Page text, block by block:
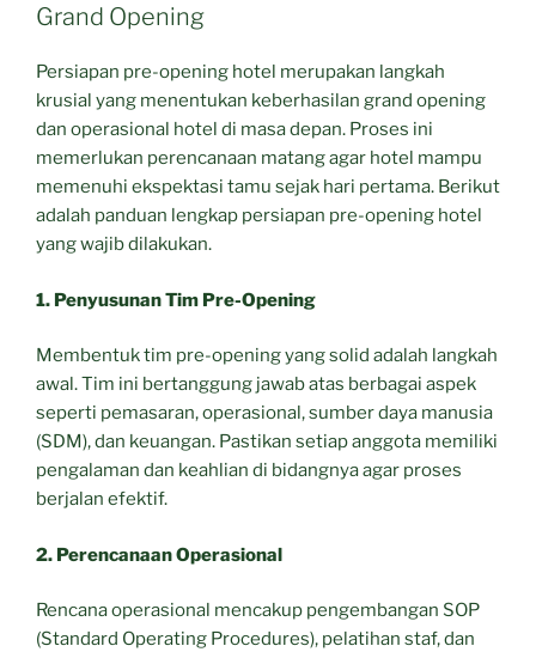
Grand Opening
Persiapan pre-opening hotel merupakan langkah
krusial yang menentukan keberhasilan grand opening
dan operasional hotel di masa depan. Proses ini
memerlukan perencanaan matang agar hotel mampu
memenuhi ekspektasi tamu sejak hari pertama. Berikut
adalah panduan lengkap persiapan pre-opening hotel
yang wajib dilakukan.
1. Penyusunan Tim Pre-Opening
Membentuk tim pre-opening yang solid adalah langkah
awal. Tim ini bertanggung jawab atas berbagai aspek
seperti pemasaran, operasional, sumber daya manusia
(SDM), dan keuangan. Pastikan setiap anggota memiliki
pengalaman dan keahlian di bidangnya agar proses
berjalan efektif.
2. Perencanaan Operasional
Rencana operasional mencakup pengembangan SOP
(Standard Operating Procedures), pelatihan staf, dan